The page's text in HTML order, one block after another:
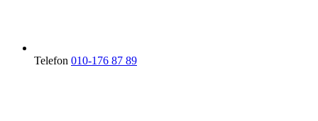
Telefon 010-176 87 89